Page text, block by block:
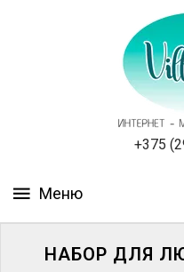
+375
НОВОСТИ,
АКЦИИ
ОТЗЫВЫ
НАБОР ДЛЯ